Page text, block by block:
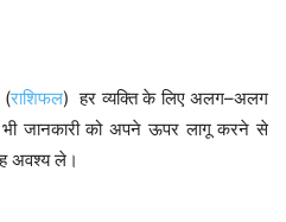
राशिफल)हर व्यक्ति के लिए अलग–अलग
भी जानकारी को अपने ऊपर लागू करने से
अवश्य ले।